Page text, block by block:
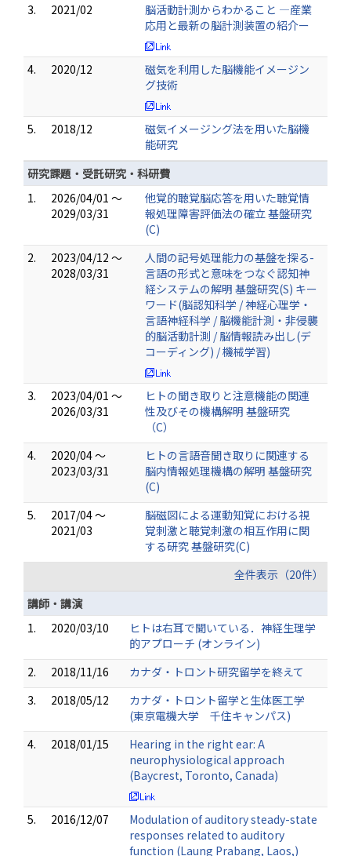
3. 2021/02
脳活動計測からわかること ―産業
応用と最新の脳計測装置の紹介ー
4. 2020/12
磁気を利用した脳機能イメージン
グ技術
5. 2018/12
磁気イメージング法を用いた脳機
能研究
研究課題・受託研究・科研費
1.
2026/04/01 ～
2029/03/31
他覚的聴覚脳応答を用いた聴覚情
報処理障害評価法の確立 基盤研究
(C)
2.
2023/04/12 ～
2028/03/31
人間の記号処理能力の基盤を探る-
言語の形式と意味をつなぐ認知神
経システムの解明 基盤研究(S) キー
ワード(脳認知科学 / 神経心理学・
言語神経科学 / 脳機能計測・非侵襲
的脳活動計測 / 脳情報読み出し(デ
コーディング) / 機械学習)
3.
2023/04/01 ～
2026/03/31
ヒトの聞き取りと注意機能の関連
性及びその機構解明 基盤研究
（C）
4.
2020/04 ～
2023/03/31
ヒトの言語音聞き取りに関連する
脳内情報処理機構の解明 基盤研究
(C)
5.
2017/04 ～
2021/03
脳磁図による運動知覚における視
覚刺激と聴覚刺激の相互作用に関
する研究 基盤研究(C)
全件表示（20件）
講師・講演
1.
2020/03/10
ヒトは右耳で聞いている．神経生理学
的アプローチ (オンライン)
2.
2018/11/16
カナダ・トロント研究留学を終えて
3.
2018/05/12
カナダ・トロント留学と生体医工学
(東京電機大学 千住キャンパス)
4.
2018/01/15
Hearing in the right ear: A
neurophysiological approach
(Baycrest, Toronto, Canada)
5. 2016/12/07
Modulation of auditory steady-state
responses related to auditory
function (Laung Prabang, Laos,)